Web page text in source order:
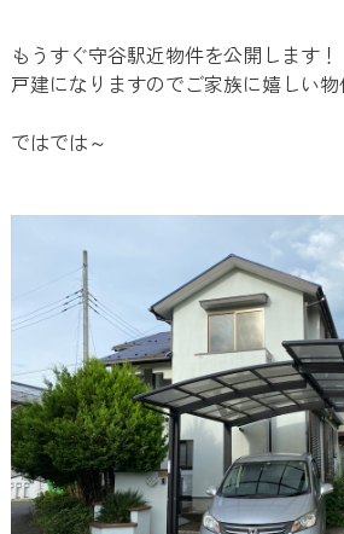
もうすぐ守谷駅近物件を公開します！
戸建になりますのでご家族に嬉しい
ではでは～